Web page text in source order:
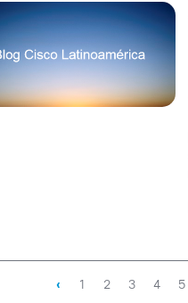
‹ 1 2 3 4 5